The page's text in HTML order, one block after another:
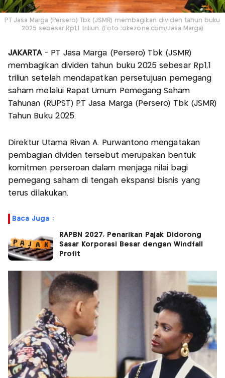
PT Jasa Marga (Persero) Tbk (JSMR) membagikan dividen tahun buku
2025 sebesar Rp1,1 triliun. (Foto ;okezone.com/Jasa Marga)
JAKARTA - PT Jasa Marga (Persero) Tbk (JSMR)
membagikan dividen tahun buku 2025 sebesar Rp1,1
triliun setelah mendapatkan persetujuan pemegang
saham melalui Rapat Umum Pemegang Saham
Tahunan (RUPST) PT Jasa Marga (Persero) Tbk (JSMR)
Tahun Buku 2025.
Direktur Utama Rivan A. Purwantono mengatakan
pembagian dividen tersebut merupakan bentuk
komitmen perseroan dalam menjaga nilai bagi
pemegang saham di tengah ekspansi bisnis yang
terus dilakukan.
Baca Juga :
RAPBN 2027, Penarikan Pajak Didorong
Sasar Korporasi Besar dengan Windfall
Profit